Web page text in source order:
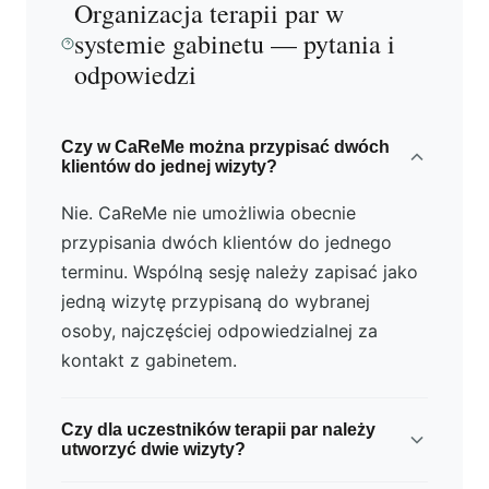
Organizacja terapii par w
systemie gabinetu — pytania i
odpowiedzi
Czy w CaReMe można przypisać dwóch
klientów do jednej wizyty?
Nie. CaReMe nie umożliwia obecnie
przypisania dwóch klientów do jednego
terminu. Wspólną sesję należy zapisać jako
jedną wizytę przypisaną do wybranej
osoby, najczęściej odpowiedzialnej za
kontakt z gabinetem.
Czy dla uczestników terapii par należy
utworzyć dwie wizyty?